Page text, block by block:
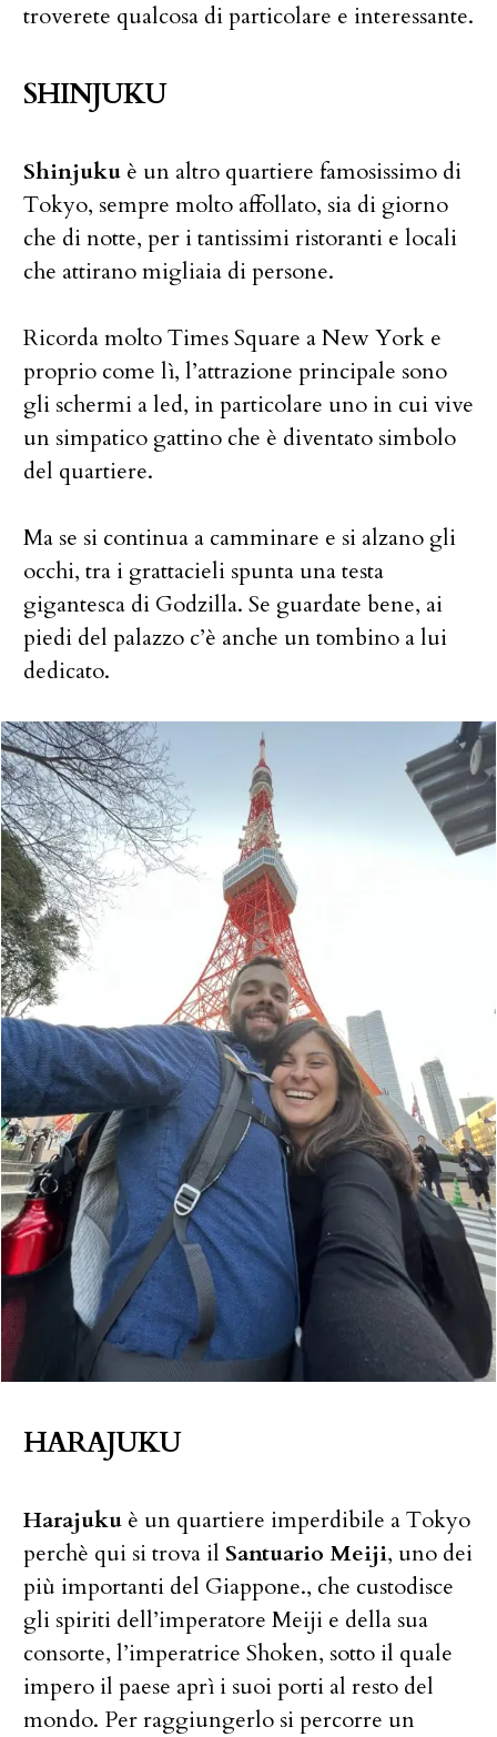
troverete qualcosa di particolare e interessante.
SHINJUKU
Shinjuku è un altro quartiere famosissimo di
Tokyo, sempre molto affollato, sia di giorno
che di notte, per i tantissimi ristoranti e locali
che attirano migliaia di persone.
Ricorda molto Times Square a New York e
proprio come lì, l’attrazione principale sono
gli schermi a led, in particolare uno in cui vive
un simpatico gattino che è diventato simbolo
del quartiere.
Ma se si continua a camminare e si alzano gli
occhi, tra i grattacieli spunta una testa
gigantesca di Godzilla. Se guardate bene, ai
piedi del palazzo c’è anche un tombino a lui
dedicato.
HARAJUKU
Harajuku è un quartiere imperdibile a Tokyo
perchè qui si trova il Santuario Meiji, uno dei
più importanti del Giappone., che custodisce
gli spiriti dell’imperatore Meiji e della sua
consorte, l’imperatrice Shoken, sotto il quale
impero il paese aprì i suoi porti al resto del
mondo. Per raggiungerlo si percorre un